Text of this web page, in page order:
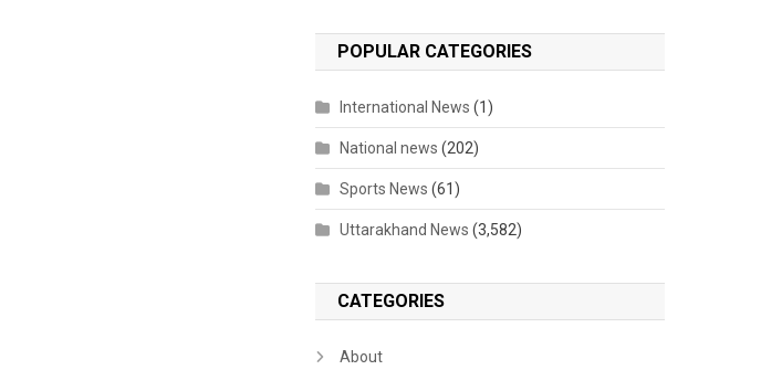
POPULAR CATEGORIES
International News (1)
National news (202)
Sports News (61)
Uttarakhand News (3,582)
CATEGORIES
About